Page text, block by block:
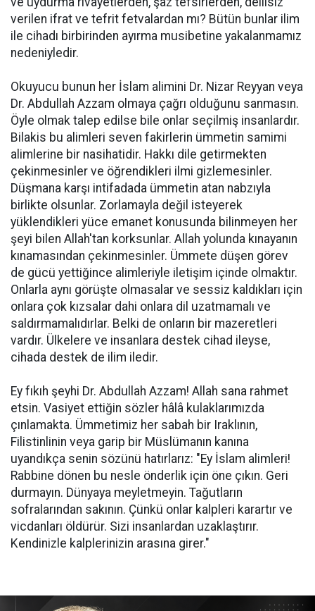
verilen ifrat ve tefrit fetvalardan mı? Bütün bunlar ilim
ile cihadı birbirinden ayırma musibetine yakalanmamız
nedeniyledir.
Okuyucu bunun her İslam alimini Dr. Nizar Reyyan veya
Dr. Abdullah Azzam olmaya çağrı olduğunu sanmasın.
Öyle olmak talep edilse bile onlar seçilmiş insanlardır.
Bilakis bu alimleri seven fakirlerin ümmetin samimi
alimlerine bir nasihatidir. Hakkı dile getirmekten
çekinmesinler ve öğrendikleri ilmi gizlemesinler.
Düşmana karşı intifadada ümmetin atan nabzıyla
birlikte olsunlar. Zorlamayla değil isteyerek
yüklendikleri yüce emanet konusunda bilinmeyen her
şeyi bilen Allah'tan korksunlar. Allah yolunda kınayanın
kınamasından çekinmesinler. Ümmete düşen görev
de gücü yettiğince alimleriyle iletişim içinde olmaktır.
Onlarla aynı görüşte olmasalar ve sessiz kaldıkları için
onlara çok kızsalar dahi onlara dil uzatmamalı ve
saldırmamalıdırlar. Belki de onların bir mazeretleri
vardır. Ülkelere ve insanlara destek cihad ileyse,
cihada destek de ilim iledir.
Ey fıkıh şeyhi Dr. Abdullah Azzam! Allah sana rahmet
etsin. Vasiyet ettiğin sözler hâlâ kulaklarımızda
çınlamakta. Ümmetimiz her sabah bir Iraklının,
Filistinlinin veya garip bir Müslümanın kanına
uyandıkça senin sözünü hatırlarız: "Ey İslam alimleri!
Rabbine dönen bu nesle önderlik için öne çıkın. Geri
durmayın. Dünyaya meyletmeyin. Tağutların
sofralarından sakının. Çünkü onlar kalpleri karartır ve
vicdanları öldürür. Sizi insanlardan uzaklaştırır.
Kendinizle kalplerinizin arasına girer."